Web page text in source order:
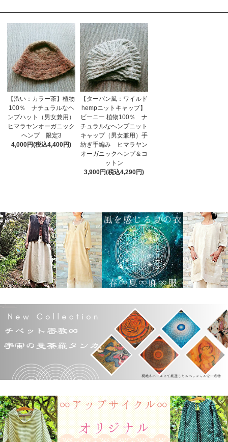
【渋い：カラー茶】植物
100％ ナチュラルなヘ
ンプハット（男女兼用）
ヒマラヤンオーガニック
ヘンプ 限定3
4,000円(税込4,400円)
【ターバン風：ワイルド
hempニットキャップ】
ビーニー 植物100％ ナ
チュラルなヘンプニット
キャップ（男女兼用）手
紡ぎ手編み ヒマラヤン
オーガニックヘンプ＆コ
ットン
3,900円(税込4,290円)